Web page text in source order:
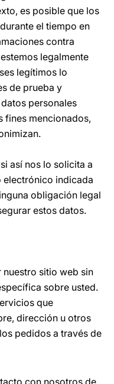
es posible que los
el tiempo en
contra
legalmente
legítimos lo
de prueba y
personales
fines mencionados,
así nos lo solicita a
electrónico indicada
obligación legal
estos datos.
nuestro sitio web sin
sobre usted.
que
dirección u otros
pedidos a través de
con nosotros de